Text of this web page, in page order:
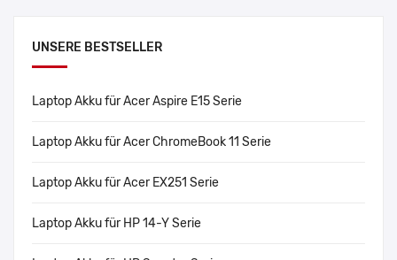
UNSERE BESTSELLER
Laptop Akku für Acer Aspire E15 Serie
Laptop Akku für Acer ChromeBook 11 Serie
Laptop Akku für Acer EX251 Serie
Laptop Akku für HP 14-Y Serie